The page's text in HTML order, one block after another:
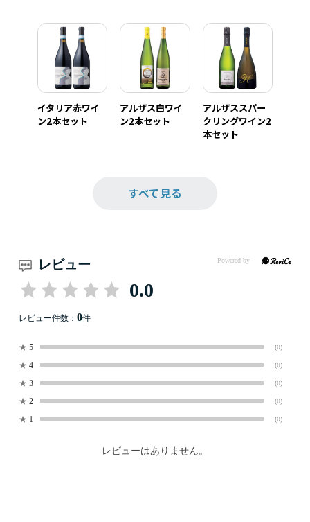
イタリア赤ワイ
ン2本セット
アルザス白ワイ
ン2本セット
アルザススパー
クリングワイン2
本セット
すべて見る
レビュー
0.0
レビュー件数： 0件
★ 5 (0)
★ 4 (0)
★ 3 (0)
★ 2 (0)
★ 1 (0)
レビューはありません。